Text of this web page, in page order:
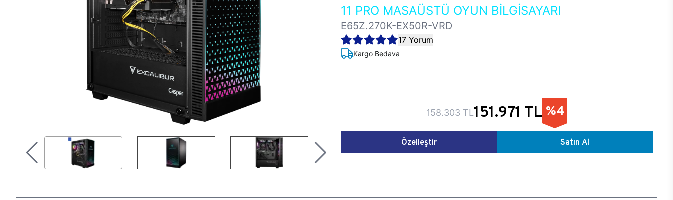
11 PRO MASAÜSTÜ OYUN BİLGİSAYARI
E65Z.270K-EX50R-VRD
17 Yorum
Kargo Bedava
158.303 TL151.971 TL %4
Özelleştir Satın Al